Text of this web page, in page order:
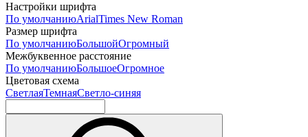
Настройки шрифта
По умолчаниюArialTimes New Roman
Размер шрифта
По умолчаниюБольшойОгромный
Межбуквенное расстояние
По умолчаниюБольшоеОгромное
Цветовая схема
СветлаяТемнаяСветло-синяя